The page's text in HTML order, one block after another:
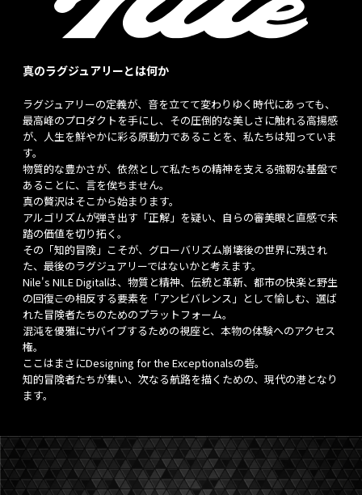
真のラグジュアリーとは何か
ラグジュアリーの定義が、音を立てて変わりゆく時代にあっても、
最高峰のプロダクトを手にし、その圧倒的な美しさに触れる高揚感
が、人生を鮮やかに彩る原動力であることを、私たちは知っていま
す。
物質的な豊かさが、依然として私たちの精神を支える強靭な基盤で
あることに、言を俟ちません。
真の贅沢はそこから始まります。
アルゴリズムが弾き出す「正解」を疑い、自らの審美眼と直感で未
踏の価値を切り拓く。
その「知的冒険」こそが、グローバリズム崩壊後の世界に残され
た、最後のラグジュアリーではないかと考えます。
Nile's NILE Digitalは、物質と精神、伝統と革新、都市の快楽と野生
の回復――この相反する要素を「アンビバレンス」として愉しむ、選ば
れた冒険者たちのためのプラットフォーム。
混沌を優雅にサバイブするための視座と、本物の体験へのアクセス
権。
ここはまさにDesigning for the Exceptionalsの砦。
知的冒険者たちが集い、次なる航路を描くための、現代の港となり
ます。